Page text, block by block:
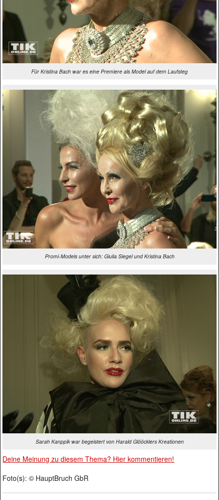
Für Kristina Bach war es eine Premiere als Model auf dem Laufsteg
Promi-Models unter sich: Giulia Siegel und Kristina Bach
Sarah Kanppik war begeistert von Harald Glööcklers Kreationen
Deine Meinung zu diesem Thema? Hier kommentieren!
Foto(s): © HauptBruch GbR